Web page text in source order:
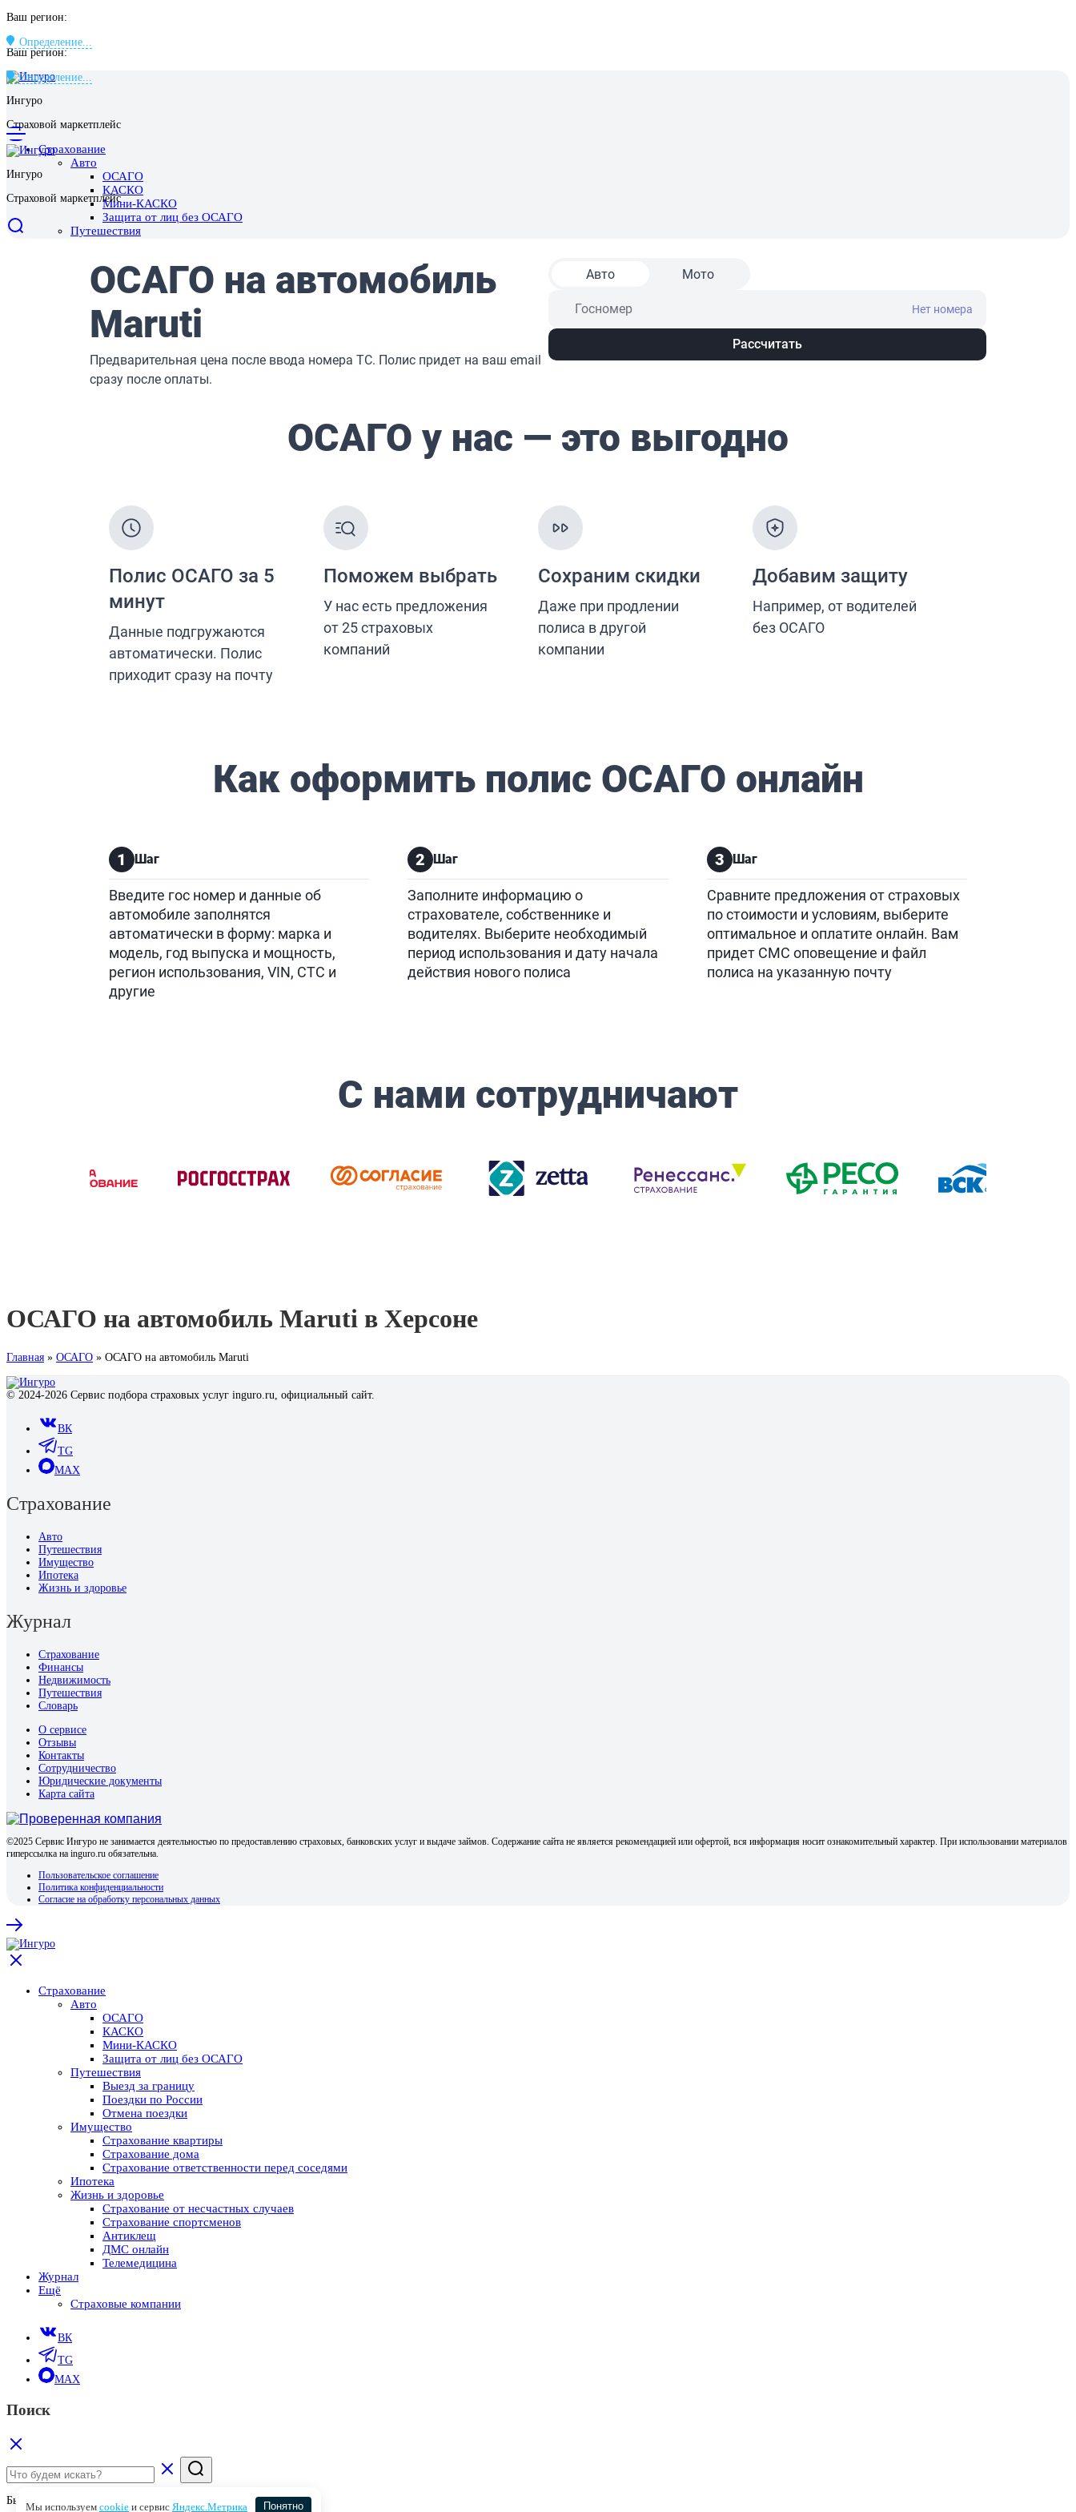
Ваш регион:
Определение...
Ваш регион:
Определение...
Ингуро
Страховой маркетплейс
Страхование
Авто
ОСАГО
КАСКО
Мини-КАСКО
Защита от лиц без ОСАГО
Путешествия
Отмена поездки
Имущество
Страхование дома
Страхование ответственности перед соседями
Ипотека
Жизнь и здоровье
Страхование от несчастных случаев
Страхование спортсменов
Ингуро
Страховой маркетплейс
ОСАГО на автомобиль Maruti в Херсоне
Главная » ОСАГО » ОСАГО на автомобиль Maruti
© 2024-2026 Сервис подбора страховых услуг inguro.ru, официальный сайт.
ВК
TG
MAX
Страхование
Авто
Путешествия
Имущество
Ипотека
Жизнь и здоровье
Журнал
Страхование
Финансы
Недвижимость
Путешествия
Словарь
О сервисе
Отзывы
Контакты
Сотрудничество
Юридические документы
Карта сайта
©2025 Сервис Ингуро не занимается деятельностью по предоставлению страховых, банковских услуг и выдаче займов. Содержание сайта не является рекомендацией или офертой, вся информация носит ознакомительный характер. При использовании материалов
гиперссылка на inguro.ru обязательна.
Пользовательское соглашение
Политика конфиденциальности
Согласие на обработку персональных данных
Страхование
Авто
ОСАГО
КАСКО
Мини-КАСКО
Защита от лиц без ОСАГО
Путешествия
Выезд за границу
Поездки по России
Отмена поездки
Имущество
Страхование квартиры
Страхование дома
Страхование ответственности перед соседями
Ипотека
Жизнь и здоровье
Страхование от несчастных случаев
Страхование спортсменов
Антиклещ
ДМС онлайн
Телемедицина
Журнал
Ещё
Страховые компании
ВК
TG
MAX
Поиск
Быстрые ссылки
Мы используем cookie и сервис Яндекс.Метрика Понятно